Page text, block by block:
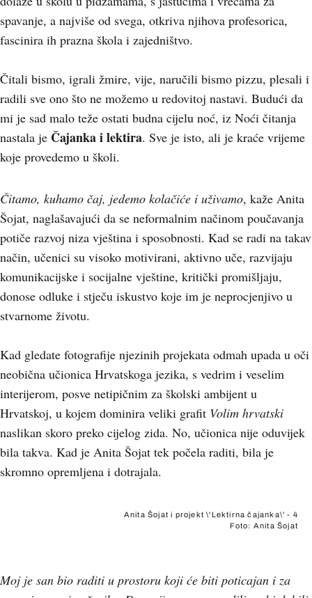
spavanje, a najviše od svega, otkriva njihova profesorica,
fascinira ih prazna škola i zajedništvo.
Čitali bismo, igrali žmire, vije, naručili bismo pizzu, plesali i
radili sve ono što ne možemo u redovitoj nastavi. Budući da
mi je sad malo teže ostati budna cijelu noć, iz Noći čitanja
nastala je Čajanka i lektira. Sve je isto, ali je kraće vrijeme
koje provedemo u školi.
Čitamo, kuhamo čaj, jedemo kolačiće i uživamo, kaže Anita
Šojat, naglašavajući da se neformalnim načinom poučavanja
potiče razvoj niza vještina i sposobnosti. Kad se radi na takav
način, učenici su visoko motivirani, aktivno uče, razvijaju
komunikacijske i socijalne vještine, kritički promišljaju,
donose odluke i stječu iskustvo koje im je neprocjenjivo u
stvarnome životu.
Kad gledate fotografije njezinih projekata odmah upada u oči
neobična učionica Hrvatskoga jezika, s vedrim i veselim
interijerom, posve netipičnim za školski ambijent u
Hrvatskoj, u kojem dominira veliki grafit Volim hrvatski
naslikan skoro preko cijelog zida. No, učionica nije oduvijek
bila takva. Kad je Anita Šojat tek počela raditi, bila je
skromno opremljena i dotrajala.
Anita Šojat i projekt \'Lektirna čajanka\' - 4
Foto: Anita Šojat
Moj je san bio raditi u prostoru koji će biti poticajan i za